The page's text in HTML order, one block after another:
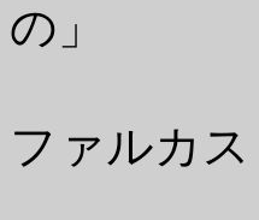
の」
ファルカス